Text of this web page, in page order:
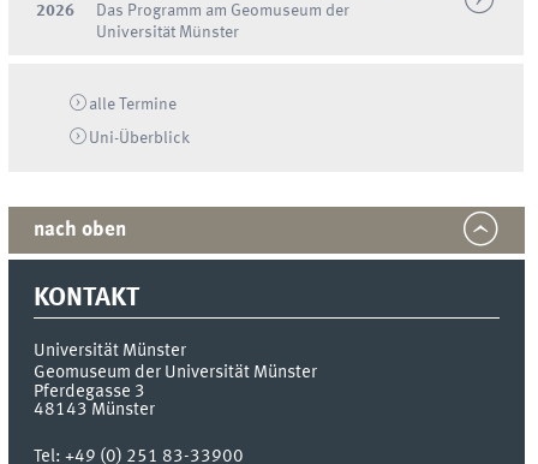
2026
Das Programm am Geomuseum der
Universität Münster
alle Termine
Uni-Überblick
nach oben
KONTAKT
Universität Münster
Geomuseum der Universität Münster
Pferdegasse 3
48143 Münster
Tel:+49 (0) 251 83-33900